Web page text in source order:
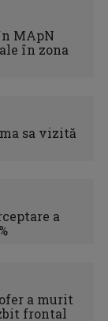
MApN
în zona
sa vizită
a
a murit
frontal